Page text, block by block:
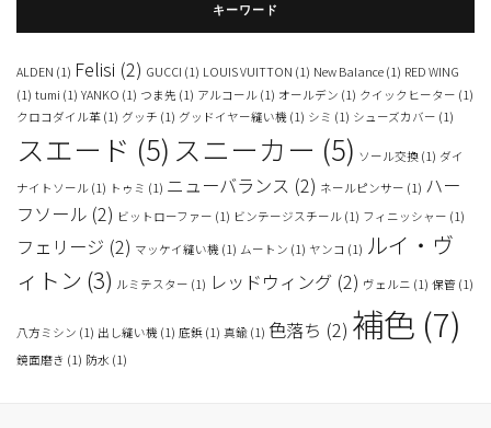
キーワード
ALDEN (1) Felisi (2) GUCCI (1) LOUIS VUITTON (1) New Balance (1) RED WING
(1) tumi (1) YANKO (1) つま先 (1) アルコール (1) オールデン (1) クイックヒーター (1)
クロコダイル革 (1) グッチ (1) グッドイヤー縫い機 (1) シミ (1) シューズカバー (1)
スエード (5) スニーカー (5) ソール交換 (1) ダイ
ナイトソール (1) トゥミ (1) ニューバランス (2) ネールピンサー (1) ハー
フソール (2) ビットローファー (1) ビンテージスチール (1) フィニッシャー (1)
フェリージ (2) マッケイ縫い機 (1) ムートン (1) ヤンコ (1) ルイ・ヴ
ィトン (3) ルミテスター (1) レッドウィング (2) ヴェルニ (1) 保管 (1)
八方ミシン (1) 出し縫い機 (1) 底鋲 (1) 真鍮 (1) 色落ち (2) 補色 (7)
鏡面磨き (1) 防水 (1)